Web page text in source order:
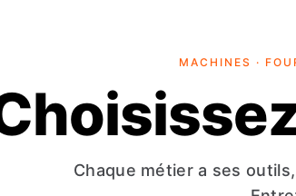
MACHINES ·
Chaque métier a ses